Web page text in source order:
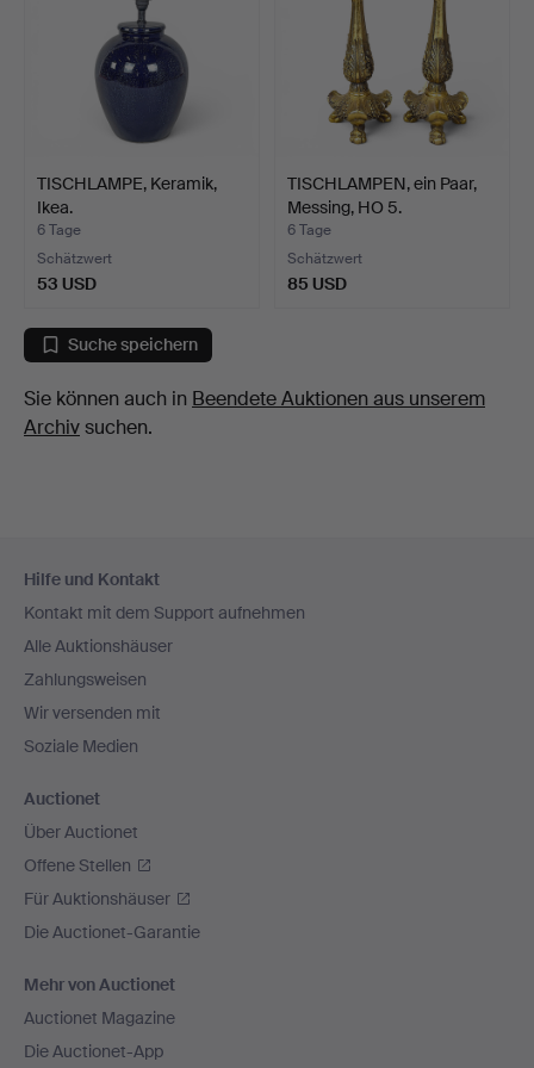
TISCHLAMPE, Keramik,
Ikea.
6 Tage
Schätzwert
53 USD
TISCHLAMPEN, ein Paar,
Messing, HO 5.
6 Tage
Schätzwert
85 USD
Suche speichern
Sie können auch in Beendete Auktionen aus unserem
Archivsuchen.
Navigation
Hilfe und Kontakt
Kontakt mit dem Support aufnehmen
Alle Auktionshäuser
Zahlungsweisen
Wir versenden mit
Soziale Medien
Auctionet
Über Auctionet
Offene Stellen
Für Auktionshäuser
Die Auctionet-Garantie
Mehr von Auctionet
Auctionet Magazine
Die Auctionet-App